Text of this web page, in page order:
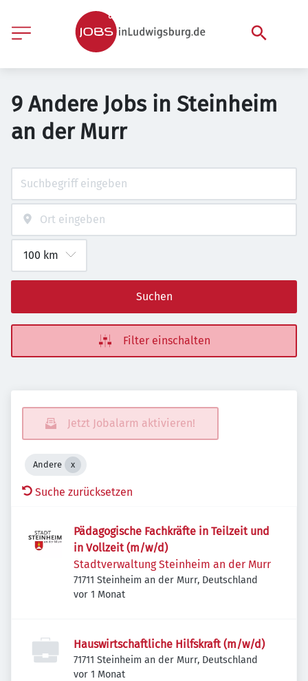
9 Andere Jobs in Steinheim
an der Murr
Suchen
Filter einschalten
Jetzt Jobalarm aktivieren!
Andere
Suche zurücksetzen
Pädagogische Fachkräfte in Teilzeit und
in Vollzeit (m/w/d)
Stadtverwaltung Steinheim an der Murr
71711 Steinheim an der Murr, Deutschland
Veröffentlicht
vor 1 Monat
Hauswirtschaftliche Hilfskraft (m/w/d)
71711 Steinheim an der Murr, Deutschland
Veröffentlicht
vor 1 Monat